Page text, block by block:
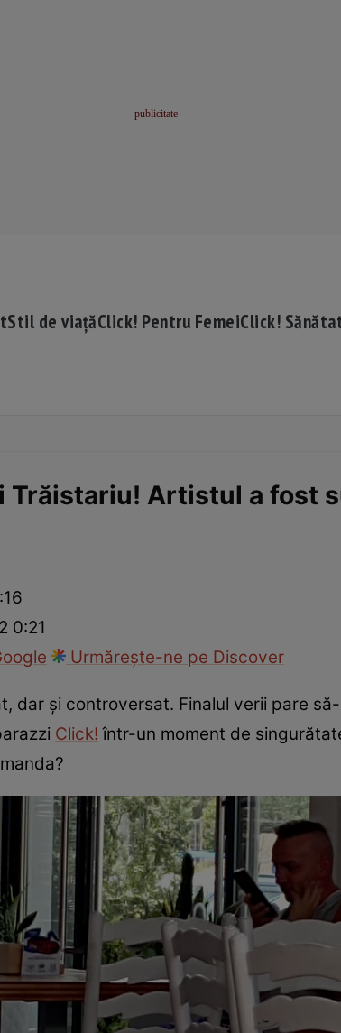
Stil de viațăClick! Pentru FemeiClick!
Trăistariu! Artistul a fost
0:21
Urmărește-ne pe Discover
dar și controversat. Finalul verii pare
Click! într-un moment de